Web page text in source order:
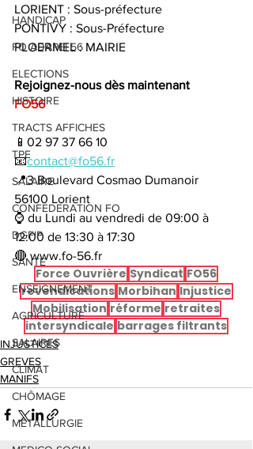
HANDICAP
FO ADAPEI 56
ELECTIONS
HISTOIRE
TRACTS AFFICHES
TPE
SALAIRE
CONFEDERATION FO
DGFIP
SANTE
ENSEIGNEMENT
AGRICULTURE
SALAIRES
CLIMAT
CHÔMAGE
METALLURGIE
LORIENT : Sous-préfecture
PONTIVY : Sous-Préfecture
PLOERMEL : MAIRIE
Rejoignez-nous dès maintenant
FO56
📱02 97 37 66 10
📧contact@fo56.fr
📍3 Boulevard Cosmao Dumanoir
56100 Lorient
⌚ du Lundi au vendredi de 09:00 à
12:00 de 13:30 à 17:30
🔴 www.fo-56.fr
Force Ouvrière Syndicat FO56
revendications Morbihan Injustice
Mobilisation réforme retraites
intersyndicale barrages filtrants
INJUSTICES
GREVES
MANIFS